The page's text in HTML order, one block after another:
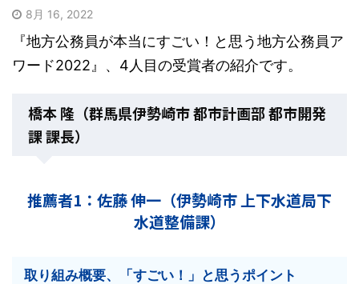
8月 16, 2022
『地方公務員が本当にすごい！と思う地方公務員ア
ワード2022』、4人目の受賞者の紹介です。
橋本 隆（群馬県伊勢崎市 都市計画部 都市開発
課 課長）
推薦者1：佐藤 伸一（伊勢崎市 上下水道局下
水道整備課）
取り組み概要、「すごい！」と思うポイント